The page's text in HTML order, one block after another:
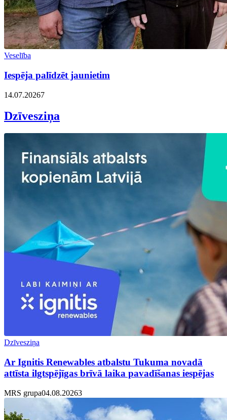
Veselība
Iespēja palīdzēt jaunietim
14.07.20267
Dzīvesziņa
Dzīvesziņa
Ar Ignitis Renewables atbalstu Tukuma novadā
attīsta ilgtspējīgas brīvā laika pavadīšanas iespējas
MRS grupa04.08.20263